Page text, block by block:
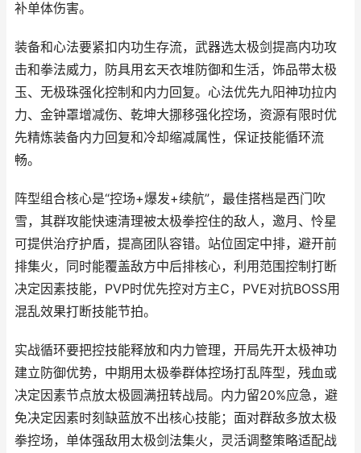
补单体伤害。
装备和心法要紧扣内功生存流，武器选太极剑提高内功攻
击和拳法威力，防具用玄天衣堆防御和生活，饰品带太极
玉、无极珠强化控制和内力回复。心法优先九阳神功拉内
力、金钟罩增减伤、乾坤大挪移强化控场，资源有限时优
先精炼装备内力回复和冷却缩减属性，保证技能循环流
畅。
阵型组合核心是“控场+爆发+续航”，最佳搭档是西门吹
雪，其群攻能快速清理被太极拳控住的敌人，邀月、怜星
可提供治疗护盾，提高团队容错。站位固定中排，避开前
排集火，同时能覆盖敌方中后排核心，利用范围控制打断
决定因素技能，PVP时优先控对方主C，PVE对抗BOSS用
混乱效果打断技能节拍。
实战循环要把控技能释放和内力管理，开局先开太极神功
建立防御优势，中期用太极拳群体控场打乱阵型，残血或
决定因素节点放太极圆满扭转战局。内力留20%应急，避
免决定因素时刻缺蓝放不出核心技能；面对群敌多放太极
拳控场，单体强敌用太极剑法集火，灵活调整策略适配战